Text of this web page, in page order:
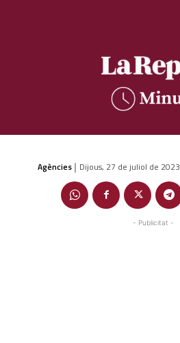
Agències | Dijous, 27 de juliol de 2023
- Publicitat -